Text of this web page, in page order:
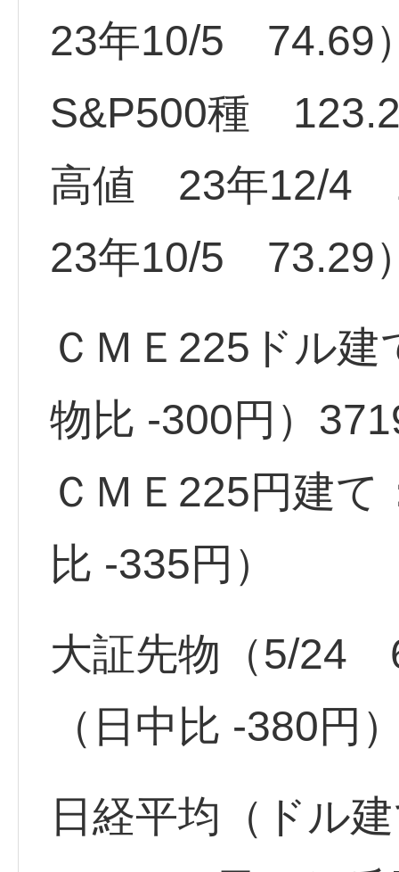
23年10/5 74.69
S&P500種
高値 23年12/
23年10/5 73.29
ＣＭＥ225ドル
物比 -300円）
ＣＭＥ225円建
比 -335円）
大証先物（5/24
（日中比 -380円
日経平均（ドル